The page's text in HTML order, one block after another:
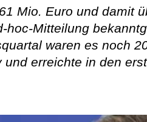
Mio. Euro und damit
hoc-Mitteilung
waren es noch
erreichte in den